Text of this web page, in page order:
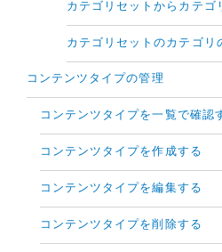
カテゴリセットからカテゴ
カテゴリセットのカテゴリ
コンテンツタイプの管理
コンテンツタイプを一覧で確認
コンテンツタイプを作成する
コンテンツタイプを編集する
コンテンツタイプを削除する